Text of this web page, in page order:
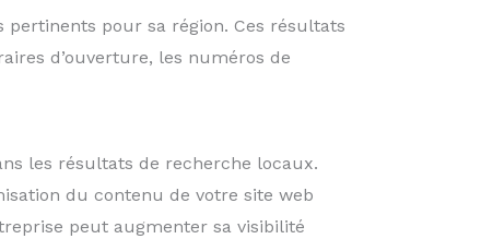
pour sa région. Ces résultats
d’ouverture, les numéros de
les résultats de recherche locaux.
du contenu de votre site web
peut augmenter sa visibilité